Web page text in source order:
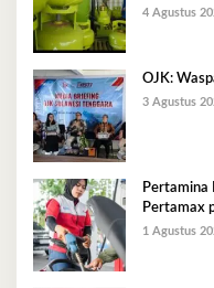
4 Agustus
OJK:
3 Agustus
Pertamina
Pertamax
1 Agustus